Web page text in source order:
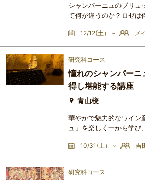
シャンパーニュのブリュ
て何が違うのか？ロゼは
いませんか？あのメゾン
はあったっけな？創設者
は何か他と違うのかな？
系的に整理して俯瞰的に
座です。メゾンの強みの
針やテクニック（樽有無
12/12(土） ~ メ
研究科コース
憧れのシャンパーニ
得し堪能する講座
青山校
華やかで魅力的なワイン
ュ」を楽しく一から学び
趣旨です。そして、目か
ーニュのテイスティング
身に付くのがこの講座で
10/31(土） ~ 吉
研究科コース